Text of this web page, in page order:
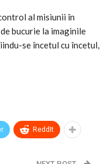
al misiunii în
bucurie la imaginile
se încetul cu încetul,
ReddIt